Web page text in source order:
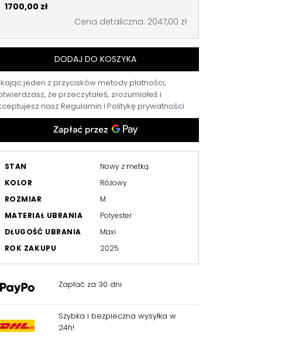
1700,00 zł
Cena detaliczna: 2047,00 zł
DODAJ DO KOSZYKA
jeden z przycisków metody płatności,
że przeczytałeś, zrozumiałeś i
nasz Regulamin i Politykę prywatności
STAN
Nowy z metką
KOLOR
Różowy
ROZMIAR
M
MATERIAŁ UBRANIA
Polyester
DŁUGOŚĆ UBRANIA
Maxi
ROK ZAKUPU
2025
Zapłać za 30 dni
Szybka i bezpieczna wysyłka w
24h!